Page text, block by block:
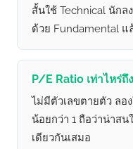
สั้นใช้ Technical นัก
ด้วย Fundamental แ
P/E Ratio เท่าไหร่ถึ
ไม่มีตัวเลขตายตัว ลอ
น้อยกว่า 1 ถือว่าน่าสน
เดียวกันเสมอ